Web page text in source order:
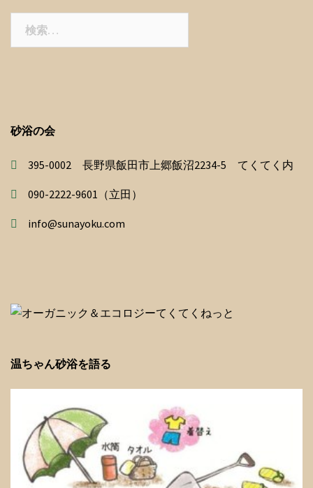
砂浴の会
395-0002 長野県飯田市上郷飯沼2234-5 てくてく内
090-2222-9601（立田）
info@sunayoku.com
温ちゃん砂浴を語る